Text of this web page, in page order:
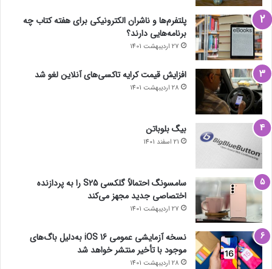
پلتفرم‌ها و ناشران الکترونیکی برای هفته کتاب چه
برنامه‌هایی دارند؟
27 اردیبهشت 1401
افزایش قیمت کرایه تاکسی‌های آنلاین لغو شد
28 اردیبهشت 1401
بیگ بلوباتن
21 اسفند 1401
سامسونگ احتمالاً گلکسی S25 را به پردازنده
اختصاصی جدید مجهز می‌کند
27 اردیبهشت 1401
نسخه آزمایشی عمومی iOS 16 به‌دلیل باگ‌های
موجود با تأخیر منتشر خواهد شد
28 اردیبهشت 1401